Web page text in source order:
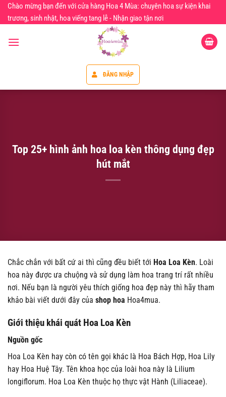
Chuyển
đến
dung
Chào mừng bạn đến với cửa hàng Hoa 4 Mùa: chuyên hoa sự kiện khai
trương, sinh nhật, hoa viếng tang lễ - Nhận giao tận nơi
ĐĂNG NHẬP
Top 25+ hình ảnh hoa loa kèn thông dụng đẹp
hút mắt
Chắc chắn với bất cứ ai thì cũng đều biết tới Hoa Loa Kèn. Loài
hoa này được ưa chuộng và sử dụng làm hoa trang trí rất nhiều
nơi. Nếu bạn là người yêu thích giống hoa đẹp này thì hãy tham
khảo bài viết dưới đây của shop hoa Hoa4mua.
Giới thiệu khái quát Hoa Loa Kèn
Nguồn gốc
Hoa Loa Kèn hay còn có tên gọi khác là Hoa Bách Hợp, Hoa Lily
hay Hoa Huệ Tây. Tên khoa học của loài hoa này là Lilium
longiflorum. Hoa Loa Kèn thuộc họ thực vật Hành (Liliaceae).